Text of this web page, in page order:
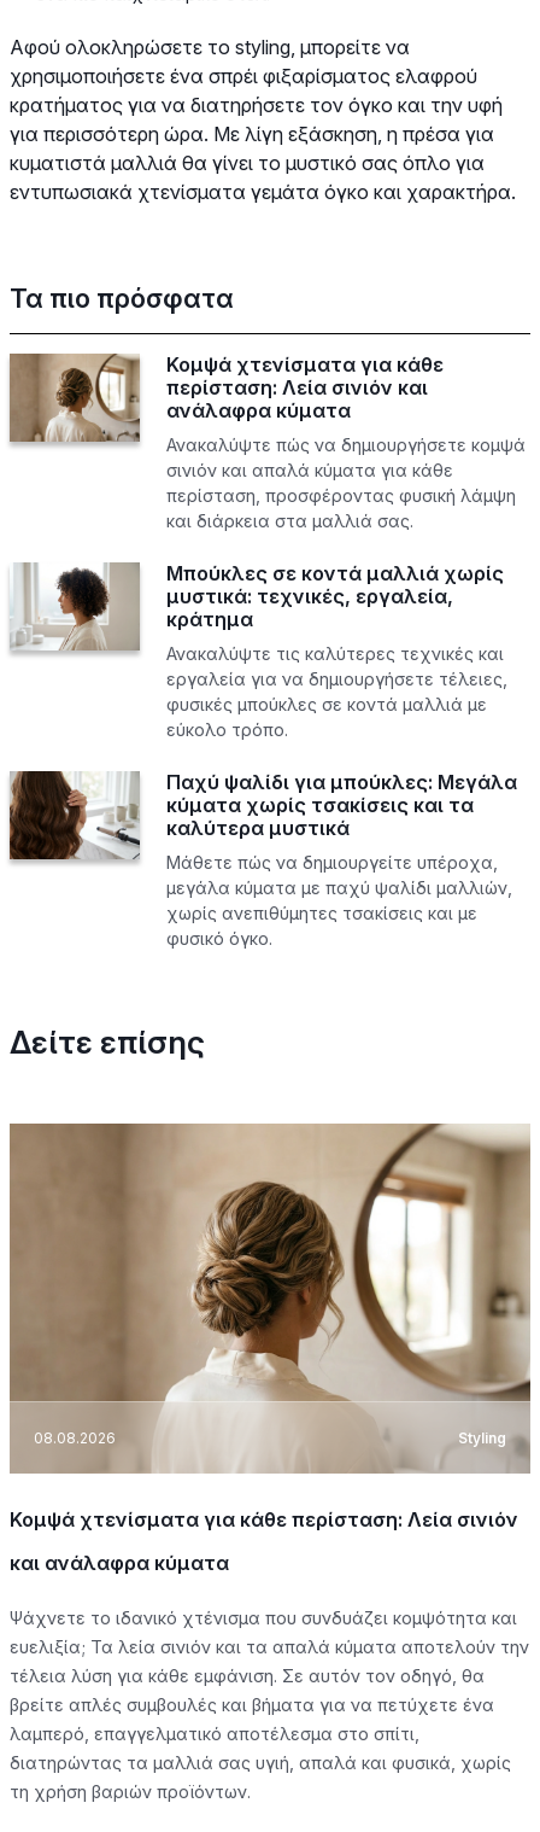
Αφού ολοκληρώσετε το styling, μπορείτε να
χρησιμοποιήσετε ένα σπρέι φιξαρίσματος ελαφρού
κρατήματος για να διατηρήσετε τον όγκο και την υφή
για περισσότερη ώρα. Με λίγη εξάσκηση, η πρέσα για
κυματιστά μαλλιά θα γίνει το μυστικό σας όπλο για
εντυπωσιακά χτενίσματα γεμάτα όγκο και χαρακτήρα.
Τα πιο πρόσφατα
Κομψά χτενίσματα για κάθε
περίσταση: Λεία σινιόν και
ανάλαφρα κύματα
Ανακαλύψτε πώς να δημιουργήσετε κομψά
σινιόν και απαλά κύματα για κάθε
περίσταση, προσφέροντας φυσική λάμψη
και διάρκεια στα μαλλιά σας.
Μπούκλες σε κοντά μαλλιά χωρίς
μυστικά: τεχνικές, εργαλεία,
κράτημα
Ανακαλύψτε τις καλύτερες τεχνικές και
εργαλεία για να δημιουργήσετε τέλειες,
φυσικές μπούκλες σε κοντά μαλλιά με
εύκολο τρόπο.
Παχύ ψαλίδι για μπούκλες: Μεγάλα
κύματα χωρίς τσακίσεις και τα
καλύτερα μυστικά
Μάθετε πώς να δημιουργείτε υπέροχα,
μεγάλα κύματα με παχύ ψαλίδι μαλλιών,
χωρίς ανεπιθύμητες τσακίσεις και με
φυσικό όγκο.
Δείτε επίσης
08.08.2026 Styling
Κομψά χτενίσματα για κάθε περίσταση: Λεία σινιόν
και ανάλαφρα κύματα
Ψάχνετε το ιδανικό χτένισμα που συνδυάζει κομψότητα και
ευελιξία; Τα λεία σινιόν και τα απαλά κύματα αποτελούν την
τέλεια λύση για κάθε εμφάνιση. Σε αυτόν τον οδηγό, θα
βρείτε απλές συμβουλές και βήματα για να πετύχετε ένα
λαμπερό, επαγγελματικό αποτέλεσμα στο σπίτι,
διατηρώντας τα μαλλιά σας υγιή, απαλά και φυσικά, χωρίς
τη χρήση βαριών προϊόντων.